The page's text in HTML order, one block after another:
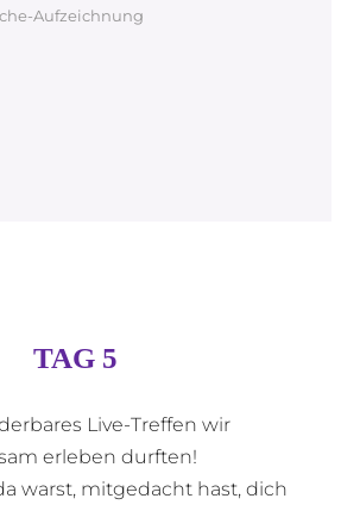
Aufzeichnung
TAG 5
Live-Treffen wir
erleben durften!
warst, mitgedacht hast, dich